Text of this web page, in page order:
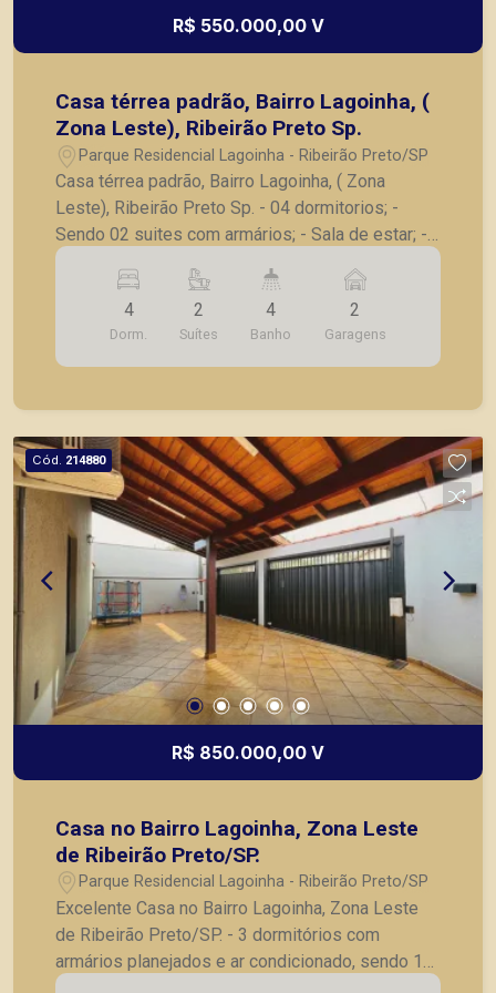
R$ 550.000,00 V
Casa térrea padrão, Bairro Lagoinha, (
Zona Leste), Ribeirão Preto Sp.
Parque Residencial Lagoinha - Ribeirão Preto/SP
Casa térrea padrão, Bairro Lagoinha, ( Zona
Leste), Ribeirão Preto Sp. - 04 dormitorios; -
Sendo 02 suites com armários; - Sala de estar; -
Sala de jantar; - Copa; - Cozinha com armários; -
Lavanderia; - Edicula com quarto, sala, cozinha e
banheiro; - Piscina - 02 vagas de garagem
coberta. -A Piramid tem como objetivo atender
seus clientes com agilidade e segurança, em
Ribeirão Preto.
4
Dorm.
2
Suítes
4
Banho
2
Garagens
Cód. 214880
R$ 850.000,00 V
Casa no Bairro Lagoinha, Zona Leste
de Ribeirão Preto/SP.
Parque Residencial Lagoinha - Ribeirão Preto/SP
Excelente Casa no Bairro Lagoinha, Zona Leste
de Ribeirão Preto/SP. - 3 dormitórios com
armários planejados e ar condicionado, sendo 1
suite; - Lavabo; - Banheiro social; - Sala para 2